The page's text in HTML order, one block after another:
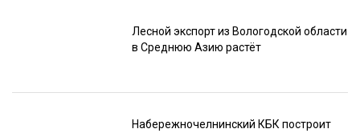
Лесной экспорт из Вологодской области
в Среднюю Азию растёт
Набережночелнинский КБК построит